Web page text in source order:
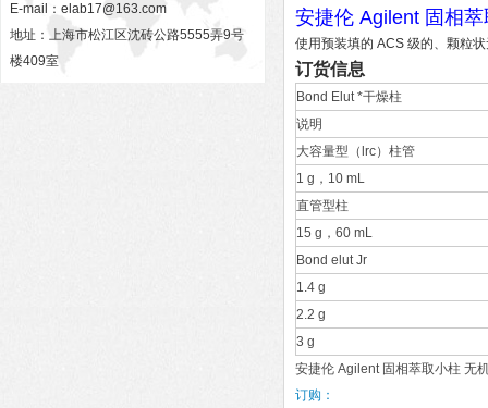
E-mail： elab17@163.com
地址：上海市松江区沈砖公路5555弄9号
楼409室
安捷伦 Agilent 固相
使用预装填的 ACS 级的、颗粒
订货信息
Bond Elut *干燥柱
说明
大容量型（lrc）柱管
1 g，10 mL
直管型柱
15 g，60 mL
Bond elut Jr
1.4 g
2.2 g
3 g
安捷伦 Agilent 固相萃取小柱 无
订购：